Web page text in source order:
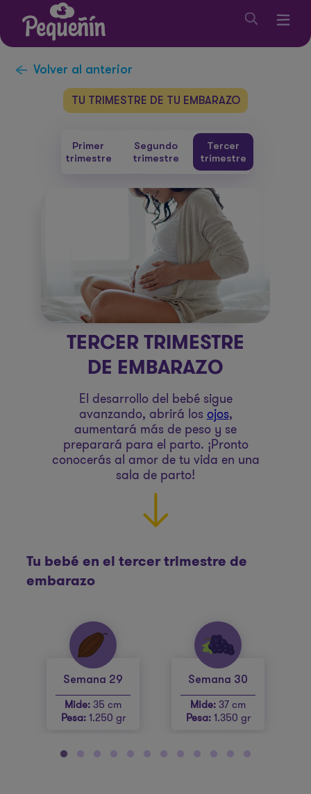
Volver al anterior
TU TRIMESTRE DE TU EMBARAZO
Primer
trimestre
Segundo
trimestre
Tercer
trimestre
TERCER TRIMESTRE
DE EMBARAZO
El desarrollo del bebé sigue
avanzando, abrirá losojos,
aumentará más de peso y se
preparará para el parto. ¡Pronto
conocerás al amor de tu vida en una
sala de parto!
Tu bebé en el tercer trimestre de
embarazo
Semana 29
Mide:35 cm
Pesa:1.250 gr
Semana 30
Mide:37 cm
Pesa:1.350 gr